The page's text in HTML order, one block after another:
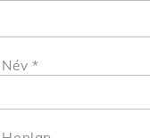
Név *